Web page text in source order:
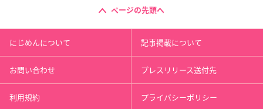
ページの先頭へ
にじめんについて 記事掲載について
お問い合わせ プレスリリース送付先
利用規約 プライバシーポリシー